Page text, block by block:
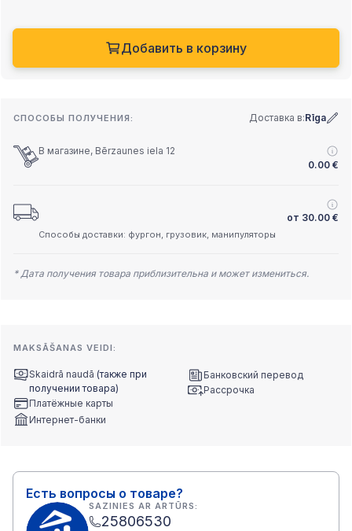
Добавить в корзину
СПОСОБЫ ПОЛУЧЕНИЯ: Доставка в:Rīga
В магазине, Bērzaunes iela 12
0.00 €
от 30.00 €
Способы доставки: фургон, грузовик, манипуляторы
* Дата получения товара приблизительна и может измениться.
MAKSĀŠANAS VEIDI:
Skaidrā naudā (также при
получении товара)
Платёжные карты
Интернет-банки
Банковский перевод
Рассрочка
Есть вопросы о товаре?
SAZINIES AR ARTŪRS:
25806530